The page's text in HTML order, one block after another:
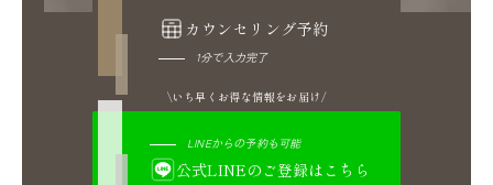
カウンセリング予約
1分で入力完了
いち早くお得な情報をお届け
LINEからの予約も可能
公式LINEのご登録はこちら